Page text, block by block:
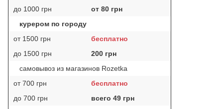
до 1000 грн
от 80 грн
курером по городу
от 1500 грн
бесплатно
до 1500 грн
200 грн
самовывоз из магазинов Rozetka
от 700 грн
бесплатно
до 700 грн
всего 49 грн